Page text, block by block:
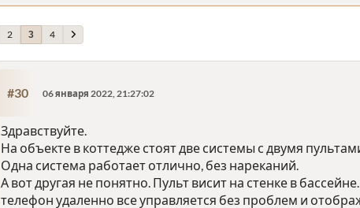
2 3 4
#30 06 января 2022, 21:27:02
Здравствуйте.
На объекте в коттедже стоят две системы с двумя
Одна система работает отлично, без нареканий.
А вот другая не понятно. Пульт висит на стенке в
телефон удаленно все управляется без проблем и